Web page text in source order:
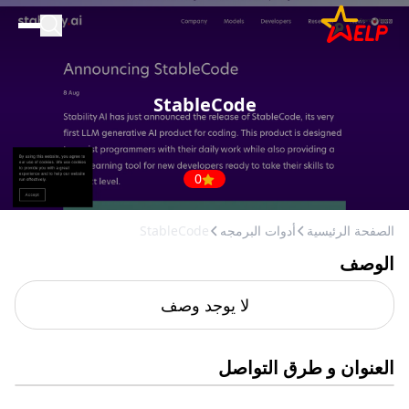
إضافة مكان
StableCode
0
الصفحة الرئيسية أدوات البرمجه StableCode
الوصف
لا يوجد وصف
العنوان و طرق التواصل